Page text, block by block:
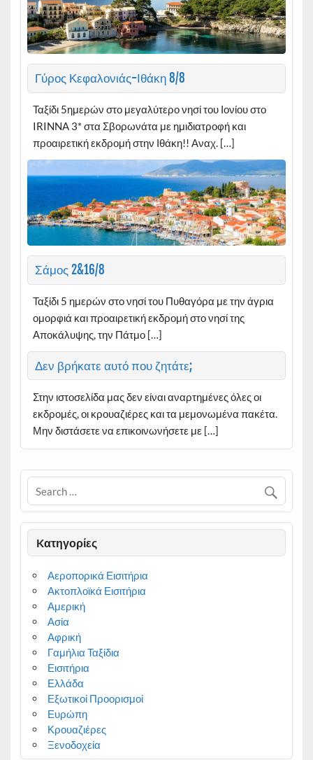
Γύρος Κεφαλονιάς-Ιθάκη 8/8
Ταξίδι 5ημερών στο μεγαλύτερο νησί του Ιονίου στο
IRINNA 3* στα Σβορωνάτα με ημιδιατροφή και
προαιρετική εκδρομή στην Ιθάκη!! Αναχ. […]
Σάμος 2&16/8
Ταξίδι 5 ημερών στo νησί του Πυθαγόρα με την άγρια
ομορφιά και προαιρετική εκδρομή στο νησί της
Αποκάλυψης, την Πάτμο […]
Δεν βρήκατε αυτό που ζητάτε;
Στην ιστοσελίδα μας δεν είναι αναρτημένες όλες οι
εκδρομές, οι κρουαζιέρες και τα μεμονωμένα πακέτα.
Μην διστάσετε να επικοινωνήσετε με […]
Kατηγορίες
Αεροπορικά Εισιτήρια
Ακτοπλοϊκά Εισιτήρια
Αμερική
Ασία
Αφρική
Γαμήλια Ταξίδια
Εισιτήρια
Ελλάδα
Εξωτικοί Προορισμοί
Ευρώπη
Κρουαζιέρες
Ξενοδοχεία